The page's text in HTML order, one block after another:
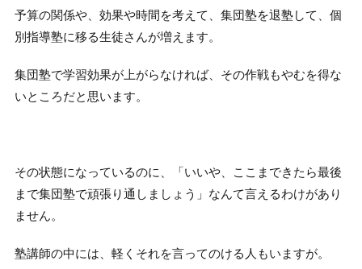
予算の関係や、効果や時間を考えて、集団塾を退塾して、個
別指導塾に移る生徒さんが増えます。
集団塾で学習効果が上がらなければ、その作戦もやむを得な
いところだと思います。
その状態になっているのに、「いいや、ここまできたら最後
まで集団塾で頑張り通しましょう」なんて言えるわけがあり
ません。
塾講師の中には、軽くそれを言ってのける人もいますが。